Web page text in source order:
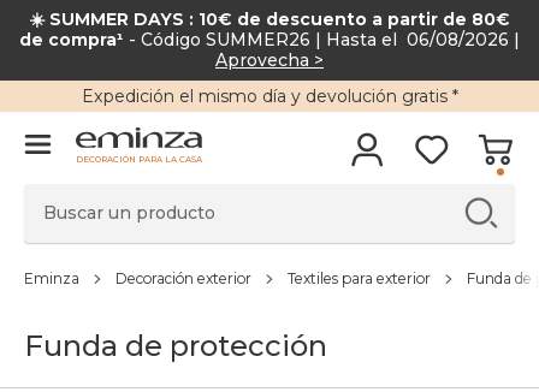
☀️ SUMMER DAYS : 10€ de descuento a partir de 80
de compra¹ - Código SUMMER26 | Hasta el 06/08/2026 |
Aprovecha >
Expedición el mismo día y devolución gratis*
DECORACIÓN PARA LA CASA
Eminza Decoración exterior Textiles para exterior Funda de
Funda de protección